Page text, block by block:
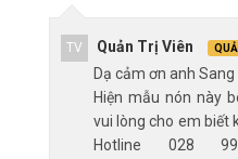
TV Quản Trị Viên
Dạ cảm ơn anh
Hiện mẫu nón này
vui lòng cho em biết
Hotline 028